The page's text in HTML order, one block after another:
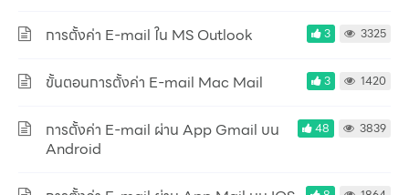
การตั้งค่า E-mail ใน MS Outlook 3 3325
ขั้นตอนการตั้งค่า E-mail Mac Mail 3 1420
การตั้งค่า E-mail ผ่าน App Gmail บน
Android
48 3839